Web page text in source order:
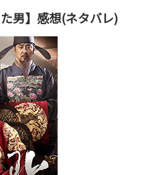
男】感想(ネタバレ)